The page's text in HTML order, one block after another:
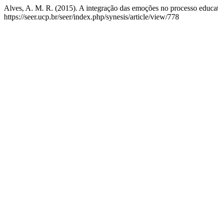
Alves, A. M. R. (2015). A integração das emoções no processo
https://seer.ucp.br/seer/index.php/synesis/article/view/778